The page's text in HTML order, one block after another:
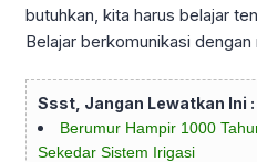
butuhkan, kita harus belajar
Belajar berkomunikasi dengan
Ssst, Jangan Lewatkan Ini :
Berumur Hampir 1000
Sekedar Sistem Irigasi